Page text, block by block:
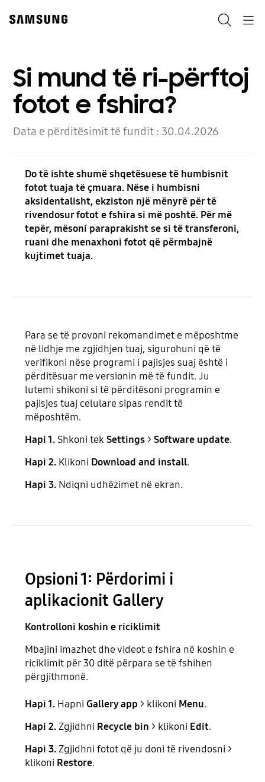
content
Si mund të ri-përftoj
fotot e fshira?
Data e përditësimit të fundit : 30.04.2026
Do të ishte shumë shqetësuese të humbisnit
fotot tuaja të çmuara. Nëse i humbisni
aksidentalisht, ekziston një mënyrë për të
rivendosur fotot e fshira si më poshtë. Për më
tepër, mësoni paraprakisht se si të transferoni,
ruani dhe menaxhoni fotot që përmbajnë
kujtimet tuaja.
Para se të provoni rekomandimet e mëposhtme
në lidhje me zgjidhjen tuaj, sigurohuni që të
verifikoni nëse programi i pajisjes suaj është i
përditësuar me versionin më të fundit. Ju
lutemi shikoni si të përditësoni programin e
pajisjes tuaj celulare sipas rendit të
mëposhtëm.
Hapi 1. Shkoni tekSettings >Software update.
Hapi 2. Klikoni Download and install.
Hapi 3. Ndiqni udhëzimet në ekran.
Opsioni 1: Përdorimi i
aplikacionit Gallery
Kontrolloni koshin e riciklimit
Mbajini imazhet dhe videot e fshira në koshin e
riciklimit për 30 ditë përpara se të fshihen
përgjithmonë.
Hapi 1. HapniGallery app > klikoni Menu.
Hapi 2.Zgjidhni Recycle bin > klikoni Edit.
Hapi 3.Zgjidhni fotot që ju doni të rivendosni >
klikoni Restore.